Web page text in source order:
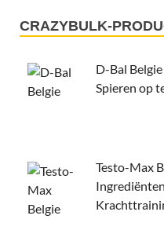
CRAZYBULK-
D-Bal
Spieren op
Testo-Max